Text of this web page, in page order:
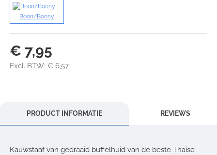
€ 7,95
Excl. BTW: € 6,57
Boon/Boony
PRODUCT INFORMATIE REVIEWS
Kauwstaaf van gedraaid buffelhuid van de beste Thaise